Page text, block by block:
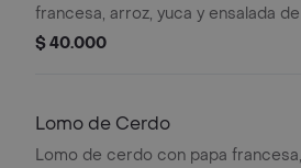
francesa, arroz, yuca y ensalada
casa
$ 40.000
Lomo de Cerdo
Lomo de cerdo con papa francesa,